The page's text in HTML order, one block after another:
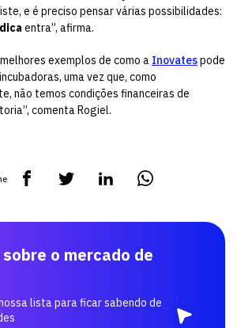
e é preciso pensar várias possibilidades:
entra”, afirma.
exemplos de como a Inovatespode
incubadoras, uma vez que, como
não temos condições financeiras de
comenta Rogiel.
o mercado de
lista para ficar sabendo de